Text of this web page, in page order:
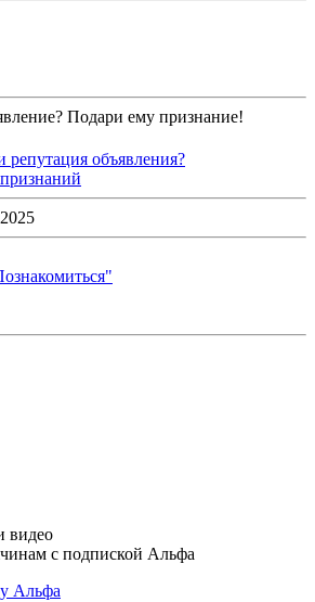
Подари ему признание!
репутация объявления?
видео
с подпиской Альфа
Альфа